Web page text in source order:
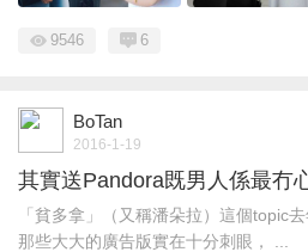
9546 6
BoTan
2016-1-19
其實送Pandora既男人係最冇
「貧多拿」（又稱潘朵拉）這個topic
那些大大的廣告版實在十分刺眼， ...